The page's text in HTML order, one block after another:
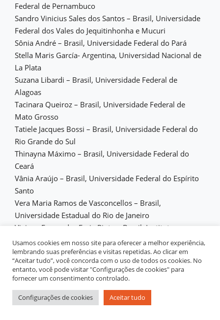
Federal de Pernambuco
Sandro Vinicius Sales dos Santos – Brasil, Universidade
Federal dos Vales do Jequitinhonha e Mucuri
Sônia André – Brasil, Universidade Federal do Pará
Stella Maris García- Argentina, Universidad Nacional de
La Plata
Suzana Libardi – Brasil, Universidade Federal de
Alagoas
Tacinara Queiroz – Brasil, Universidade Federal de
Mato Grosso
Tatiele Jacques Bossi – Brasil, Universidade Federal do
Rio Grande do Sul
Thinayna Máximo – Brasil, Universidade Federal do
Ceará
Vânia Araújo – Brasil, Universidade Federal do Espírito
Santo
Vera Maria Ramos de Vasconcellos – Brasil,
Universidade Estadual do Rio de Janeiro
Viviane Fernandes Faria Pinto – Brasil, Instituto
Nacional de Estudos e Pesquisas Educacionais Anísio
Teixeira
Walcea Barreto Alves – Brasil, Universidade Federal
Fluminense
Waldir Ferreira de Abreu – Brasil, Universidade Federal
do Pará
Usamos cookies em nosso site para oferecer a melhor experiência,
lembrando suas preferências e visitas repetidas. Ao clicar em
“Aceitar tudo”, você concorda com o uso de todos os cookies. No
entanto, você pode visitar "Configurações de cookies" para
fornecer um consentimento controlado.
Configurações de cookies Aceitar tudo